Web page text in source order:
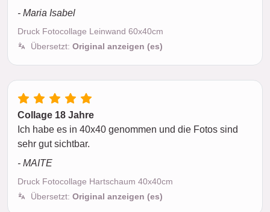
- Maria Isabel
Druck Fotocollage Leinwand 60x40cm
Übersetzt: Original anzeigen (es)
Collage 18 Jahre
Ich habe es in 40x40 genommen und die Fotos sind
sehr gut sichtbar.
- MAITE
Druck Fotocollage Hartschaum 40x40cm
Übersetzt: Original anzeigen (es)